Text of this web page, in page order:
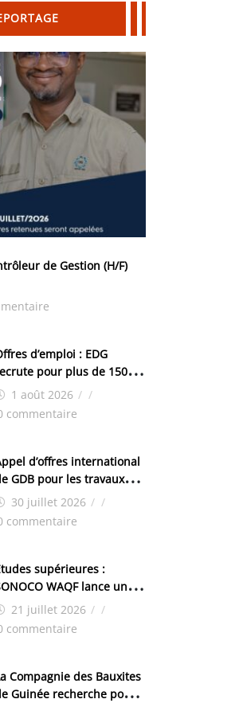
de Gestion (H/F)
d’emploi : EDG
pour plus de 150
1 août 2026 / /
commentaire
d’offres international
GDB pour les travaux
de la zone
de FANDJE
30 juillet 2026 / /
commentaire
supérieures :
WAQF lance un
de bourses
la Malaisie
21 juillet 2026 / /
commentaire
Compagnie des Bauxites
Guinée recherche pour